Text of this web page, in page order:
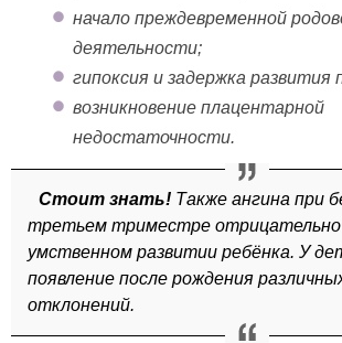
начало преждевременной
деятельности;
гипоксия и задержка развития
возникновение плацентарной
недостаточности.
Стоит знать! Также ангина при
третьем триместре отрицательно
умственном развитии ребёнка. У
появление после рождения
отклонений.